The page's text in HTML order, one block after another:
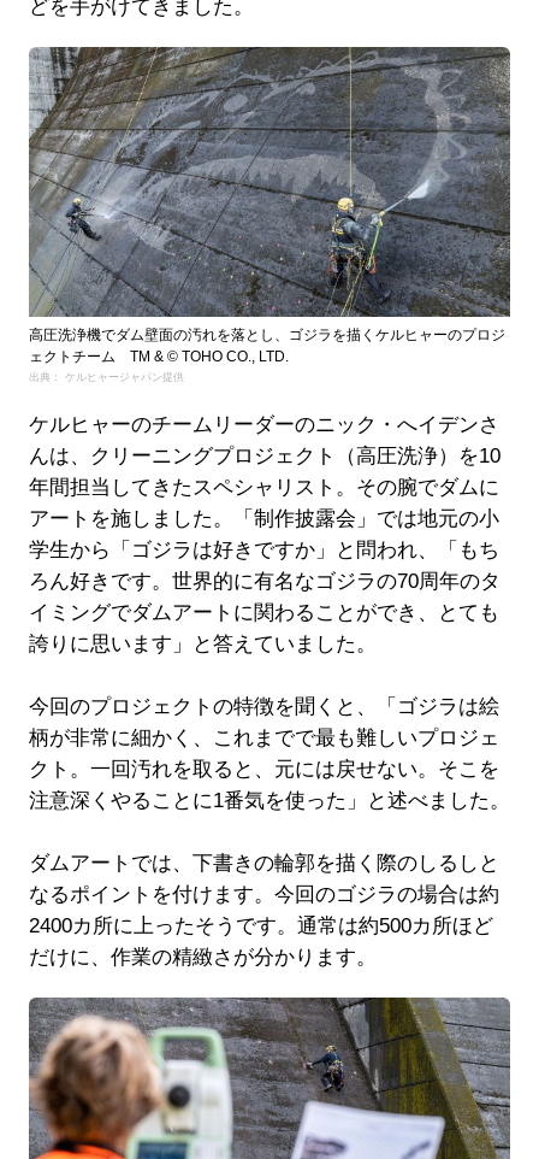
どを手がけてきました。
高圧洗浄機でダム壁面の汚れを落とし、ゴジラを描くケルヒャーのプロジ
ェクトチーム TM & © TOHO CO., LTD.
出典： ケルヒャージャパン提供
ケルヒャーのチームリーダーのニック・へイデンさ
んは、クリーニングプロジェクト（高圧洗浄）を10
年間担当してきたスペシャリスト。その腕でダムに
アートを施しました。「制作披露会」では地元の小
学生から「ゴジラは好きですか」と問われ、「もち
ろん好きです。世界的に有名なゴジラの70周年のタ
イミングでダムアートに関わることができ、とても
誇りに思います」と答えていました。
今回のプロジェクトの特徴を聞くと、「ゴジラは絵
柄が非常に細かく、これまでで最も難しいプロジェ
クト。一回汚れを取ると、元には戻せない。そこを
注意深くやることに1番気を使った」と述べました。
ダムアートでは、下書きの輪郭を描く際のしるしと
なるポイントを付けます。今回のゴジラの場合は約
2400カ所に上ったそうです。通常は約500カ所ほど
だけに、作業の精緻さが分かります。